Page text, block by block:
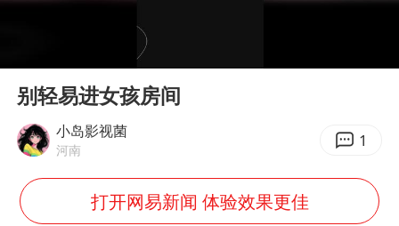
朱一龙的鼻子怎么了
4.2平卫生间补漏注胶花1.55万
Play
别轻易进女孩房间
小岛影视菌
河南 1
打开网易新闻 体验效果更佳